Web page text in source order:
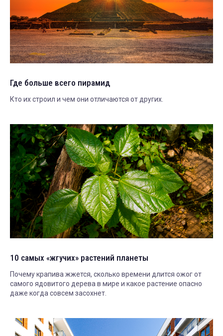
Где больше всего пирамид
Кто их строил и чем они отличаются от других.
10 самых «жгучих» растений планеты
Почему крапива жжется, сколько времени длится ожог от
самого ядовитого дерева в мире и какое растение опасно
даже когда совсем засохнет.